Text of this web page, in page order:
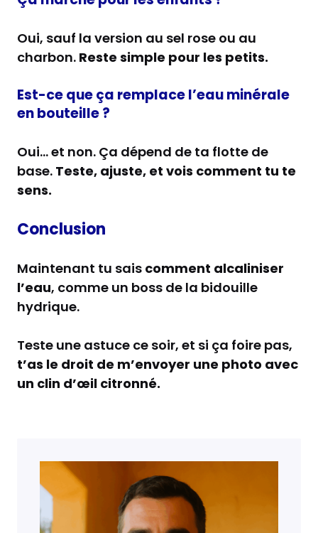
Oui, sauf la version au sel rose ou au
charbon. Reste simple pour les petits.
Est-ce que ça remplace l’eau minérale
en bouteille ?
Oui… et non. Ça dépend de ta flotte de
base. Teste, ajuste, et vois comment tu te
sens.
Conclusion
Maintenant tu sais comment alcaliniser
l’eau, comme un boss de la bidouille
hydrique.
Teste une astuce ce soir, et si ça foire pas,
t’as le droit de m’envoyer une photo avec
un clin d’œil citronné.